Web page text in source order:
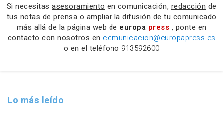
Si necesitas asesoramiento en comunicación, redacción de
tus notas de prensa o ampliar la difusión de tu comunicado
más allá de la página web de europa press , ponte en
contacto con nosotros en comunicacion@europapress.es
o en el teléfono 913592600
Lo más leído